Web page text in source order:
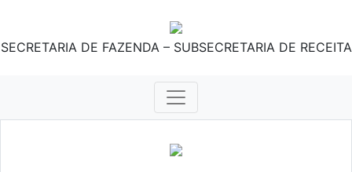
SECRETARIA DE FAZENDA – SUBSECRETARIA DE RECEITA